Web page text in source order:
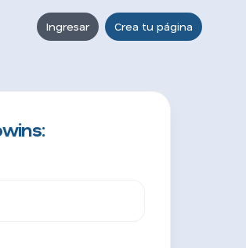
Ingresar Crea tu página